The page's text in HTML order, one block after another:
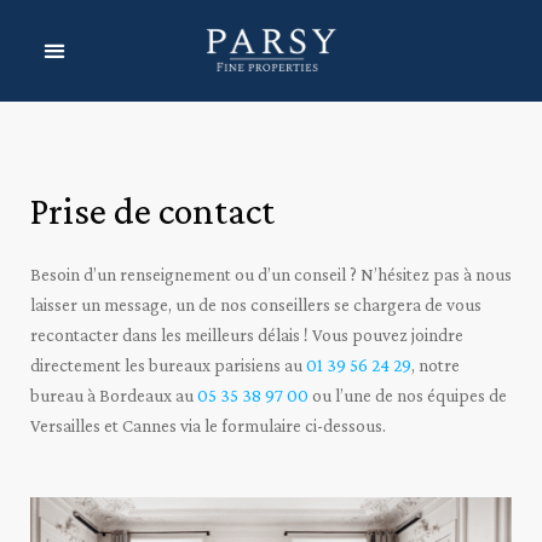
Prise de contact
Besoin d’un renseignement ou d’un conseil ? N’hésitez pas à nous
laisser un message, un de nos conseillers se chargera de vous
recontacter dans les meilleurs délais ! Vous pouvez joindre
directement les bureaux parisiens au01 39 56 24 29, notre
bureau à Bordeaux au05 35 38 97 00 ou l’une de nos équipes de
Versailles et Cannes via le formulaire ci-dessous.